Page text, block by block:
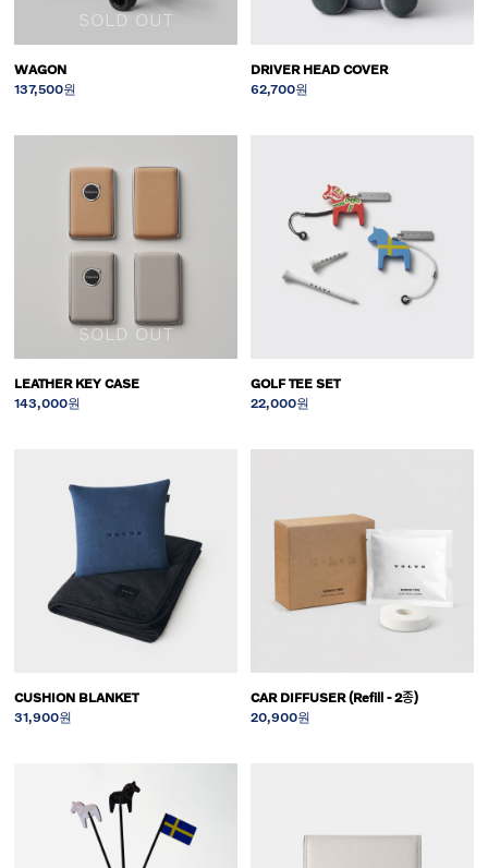
SOLD OUT
WAGON
137,500원
DRIVER HEAD COVER
62,700원
SOLD OUT
LEATHER KEY CASE
143,000원
GOLF TEE SET
22,000원
CUSHION BLANKET
31,900원
CAR DIFFUSER (Refill - 2종)
20,900원